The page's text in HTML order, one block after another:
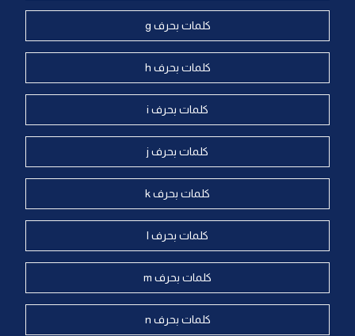
كلمات بحرف g
كلمات بحرف h
كلمات بحرف i
كلمات بحرف j
كلمات بحرف k
كلمات بحرف l
كلمات بحرف m
كلمات بحرف n